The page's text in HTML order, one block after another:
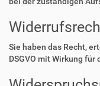
Sie haben das Recht,
DSGVO mit Wirkung